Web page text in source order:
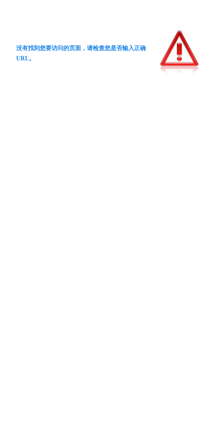
没有找到您要访问的页面，请检查您是否输入正确
URL。